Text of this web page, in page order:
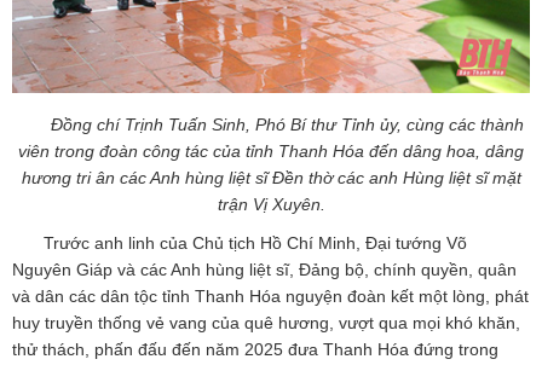
Đồng chí Trịnh Tuấn Sinh, Phó Bí thư Tỉnh ủy, cùng các thành
viên trong đoàn công tác của tỉnh Thanh Hóa đến dâng hoa, dâng
hương tri ân các Anh hùng liệt sĩ Đền thờ các anh Hùng liệt sĩ mặt
trận Vị Xuyên.
Trước anh linh của Chủ tịch Hồ Chí Minh, Đại tướng Võ
Nguyên Giáp và các Anh hùng liệt sĩ, Đảng bộ, chính quyền, quân
và dân các dân tộc tỉnh Thanh Hóa nguyện đoàn kết một lòng, phát
huy truyền thống vẻ vang của quê hương, vượt qua mọi khó khăn,
thử thách, phấn đấu đến năm 2025 đưa Thanh Hóa đứng trong